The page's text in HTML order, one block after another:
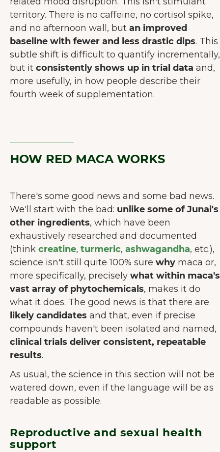
territory. There is no caffeine, no cortisol spike,
and no afternoon wall, but an improved
baseline with fewer and less drastic dips. This
subtle shift is difficult to quantify incrementally,
but it consistently shows up in trial data and,
more usefully, in how people describe their
fourth week of supplementation.
HOW RED MACA WORKS
There's some good news and some bad news.
We'll start with the bad: unlike some of Junai's
other ingredients, which have been
exhaustively researched and documented
(think creatine, turmeric, ashwagandha, etc.),
science isn't still quite 100% sure why maca or,
more specifically, precisely what within maca's
vast array of phytochemicals, makes it do
what it does. The good news is that there are
likely candidates and that, even if precise
compounds haven't been isolated and named,
clinical trials deliver consistent, repeatable
results.
As usual, the science in this section will not be
watered down, even if the language will be as
readable as possible.
Reproductive and sexual health
support